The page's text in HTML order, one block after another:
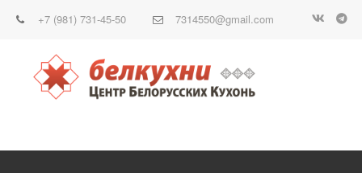
+7 (981) 731-45-50 7314550@gmail.com